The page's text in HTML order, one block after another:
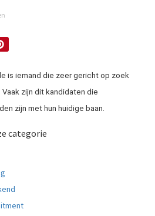
is iemand die zeer gericht op zoek
Vaak zijn dit kandidaten die
zijn met hun huidige baan.
categorie